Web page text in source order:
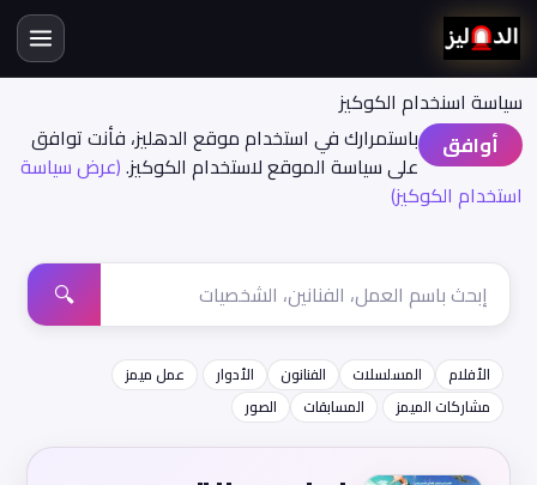
سياسة اسنخدام الكوكيز
أوافق
باستمرارك في استخدام موقع الدهليز، فأنت توافق
على سياسة الموقع لاستخدام الكوكيز.(عرض سياسة
استخدام الكوكيز)
🔍
الأفلام المسلسلات الفنانون الأدوار
عمل ميمز
مشاركات الميمز
المسابقات الصور